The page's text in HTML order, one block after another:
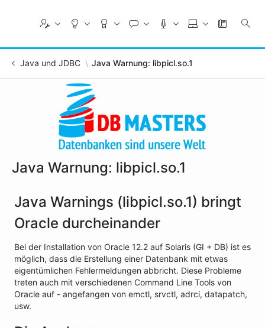
Java und JDBC Java Warnung: libpicl.so.1
Java Warnung: libpicl.so.1
Java Warnings (libpicl.so.1) bringt
Oracle durcheinander
Bei der Installation von Oracle 12.2 auf Solaris (GI + DB) ist es
möglich, dass die Erstellung einer Datenbank mit etwas
eigentümlichen Fehlermeldungen abbricht. Diese Probleme
treten auch mit verschiedenen Command Line Tools von
Oracle auf - angefangen von emctl, srvctl, adrci, datapatch,
usw.